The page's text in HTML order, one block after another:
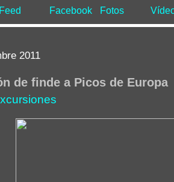
Feed Facebook Fotos
2011
de finde a Picos de Europa